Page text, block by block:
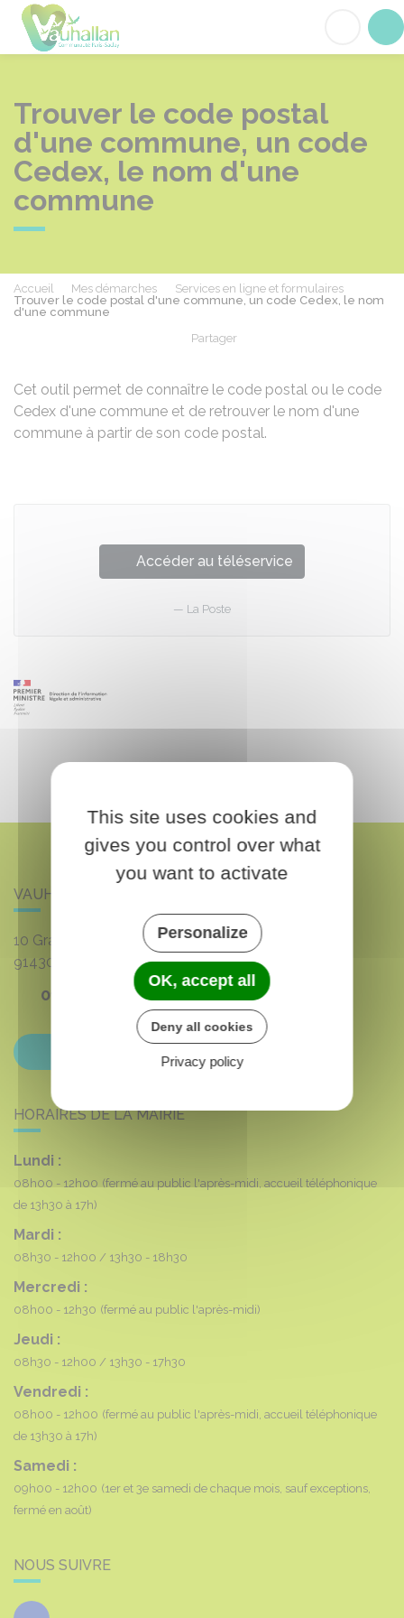
Trouver le code postal
d'une commune, un code
Cedex, le nom d'une
commune
Accueil Mes démarches
Services en ligne et formulaires
Trouver le code postal d'une commune, un code Cedex, le nom
d'une commune
Partager
Cet outil permet de connaître le code postal ou le code
Cedex d'une commune et de retrouver le nom d'une
commune à partir de son code postal.
Accéder au téléservice
La Poste
VAUHALLAN
10 Grande rue du 8 mai 1945
91430
VAUHALLAN
01 69 35 53 00
HORAIRES DE LA MAIRIE
Lundi :
08h00 - 12h00 (fermé au public l'après-midi, accueil téléphonique
de 13h30 à 17h)
Mardi :
08h30 - 12h00 13h30 - 18h30
Mercredi :
08h00 - 12h30 (fermé au public l'après-midi)
Jeudi :
08h30 - 12h00 13h30 - 17h30
Vendredi :
08h00 - 12h00 (fermé au public l'après-midi, accueil téléphonique
de 13h30 à 17h)
Samedi :
09h00 - 12h00 (1er et 3e samedi de chaque mois, sauf exceptions,
fermé en août)
NOUS SUIVRE
This site uses cookies and
gives you control over what
you want to activate
Personalize
OK, accept all
Deny all cookies
Privacy policy